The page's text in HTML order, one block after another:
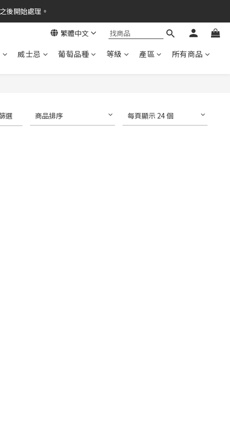
後開始處理。
繁體中文
威士忌 葡萄品種 等級 產區 所有商品
選 商品排序 每頁顯示 24 個